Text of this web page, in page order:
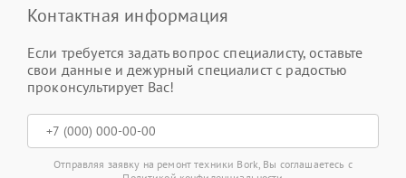
Контактная информация
Если требуется задать вопрос специалисту, оставьте
свои данные и дежурный специалист с радостью
проконсультирует Вас!
Отправляя заявку на ремонт техники Bork, Вы соглашаетесь с